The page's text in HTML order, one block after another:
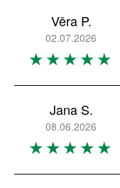
Věra P.
02.07.2026
Jana S.
08.06.2026